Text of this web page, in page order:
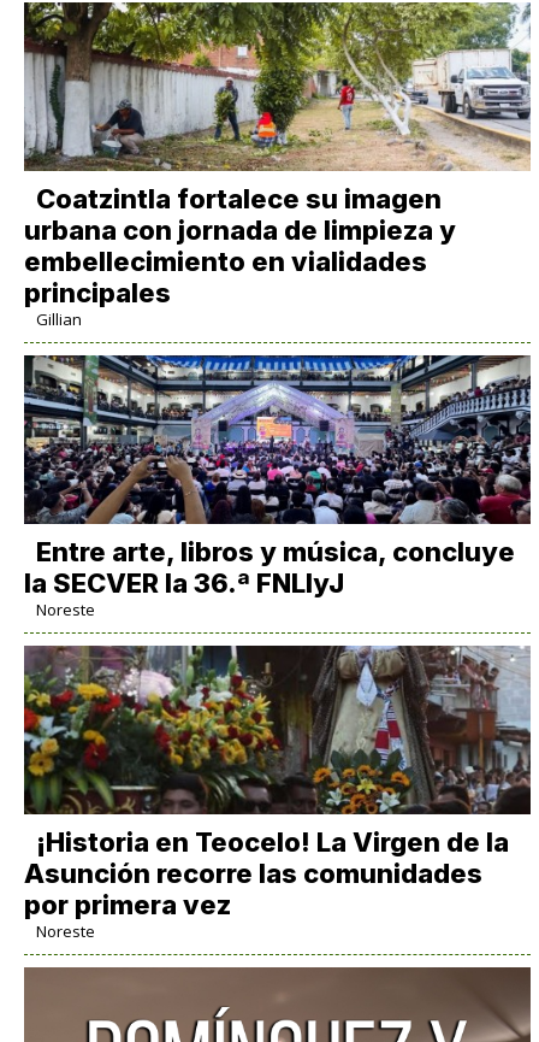
Coatzintla fortalece su imagen
urbana con jornada de limpieza y
embellecimiento en vialidades
principales
Gillian
Entre arte, libros y música, concluye
la SECVER la 36.ª FNLIyJ
Noreste
​¡Historia en Teocelo! La Virgen de la
Asunción recorre las comunidades
por primera vez
Noreste